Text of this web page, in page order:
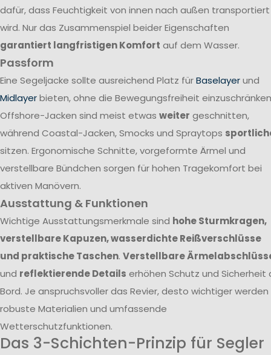
dafür, dass Feuchtigkeit von innen nach außen transportiert
wird. Nur das Zusammenspiel beider Eigenschaften
garantiert langfristigen Komfort auf dem Wasser.
Passform
Eine Segeljacke sollte ausreichend Platz fürBaselayerund
Midlayerbieten, ohne die Bewegungsfreiheit
Offshore-Jacken sind meist etwas weiter geschnitten,
während Coastal-Jacken, Smocks und Spraytops
sitzen. Ergonomische Schnitte, vorgeformte Ärmel und
verstellbare Bündchen sorgen für hohen Tragekomfort bei
aktiven Manövern.
Ausstattung & Funktionen
Wichtige Ausstattungsmerkmale sind hohe Sturmkragen,
verstellbare Kapuzen, wasserdichte Reißverschlüsse
und praktische Taschen. Verstellbare
und reflektierende Details erhöhen Schutz und Sicherheit
Bord. Je anspruchsvoller das Revier, desto wichtiger werden
robuste Materialien und umfassende
Wetterschutzfunktionen.
Das 3-Schichten-Prinzip für Segler